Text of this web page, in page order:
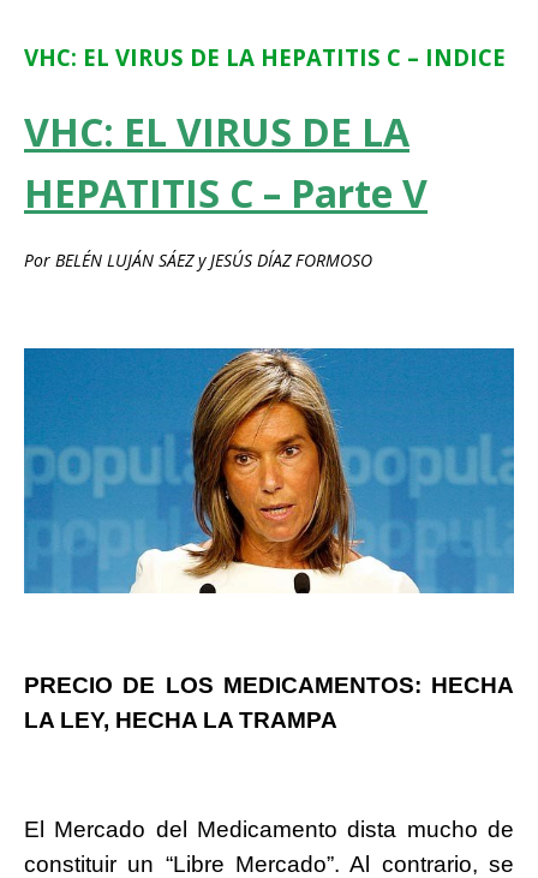
VHC: EL VIRUS DE LA HEPATITIS C – INDICE
VHC: EL VIRUS DE LA
HEPATITIS C – Parte V
Por BELÉN LUJÁN SÁEZ y JESÚS DÍAZ FORMOSO
PRECIO DE LOS MEDICAMENTOS: HECHA
LA LEY, HECHA LA TRAMPA
El Mercado del Medicamento dista mucho de
constituir un “Libre Mercado”. Al contrario, se